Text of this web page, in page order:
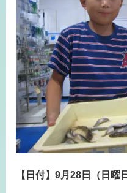
【日付】9月28日（日曜